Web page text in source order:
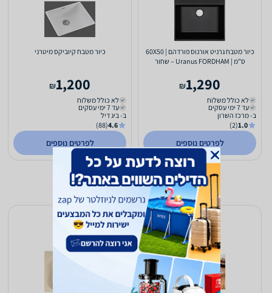
כיור מטבח גרניט אורנוס פורדהם | 60X50
ס"מ | Uranus FORDHAM – שחור
1,290
₪
לא כולל משלוח
עד 7 ימי עסקים
ב- מרכז השרון
1.0
(2)
לפרטים נוספים
כיור מטבח קיוביקס מיטרני
1,200
₪
לא כולל משלוח
עד 7 ימי עסקים
ב- ביג דיל
4.6
(88)
לפרטים נוספים